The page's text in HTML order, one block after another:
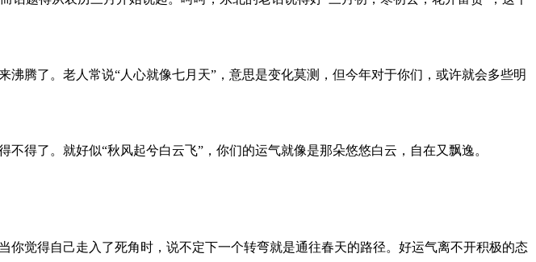
腾了。老人常说“人心就像七月天”，意思是变化莫测，但今年对于你们，或许就会多些明
得了。就好似“秋风起兮白云飞”，你们的运气就像是那朵悠悠白云，自在又飘逸。
觉得自己走入了死角时，说不定下一个转弯就是通往春天的路径。好运气离不开积极的态